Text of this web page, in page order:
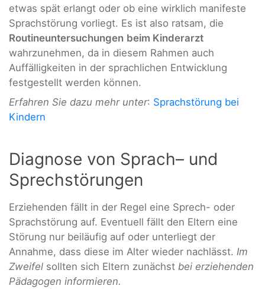
etwas spät erlangt oder ob eine wirklich manifeste
Sprachstörung vorliegt. Es ist also ratsam, die
Routineuntersuchungen beim Kinderarzt
wahrzunehmen, da in diesem Rahmen auch
Auffälligkeiten in der sprachlichen Entwicklung
festgestellt werden können.
Erfahren Sie dazu mehr unter: Sprachstörung bei
Kindern
Diagnose von Sprach– und
Sprechstörungen
Erziehenden fällt in der Regel eine Sprech- oder
Sprachstörung auf. Eventuell fällt den Eltern eine
Störung nur beiläufig auf oder unterliegt der
Annahme, dass diese im Alter wieder nachlässt. Im
Zweifel sollten sich Eltern zunächst bei erziehenden
Pädagogen informieren.